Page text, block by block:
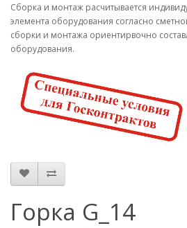
Cборка и монтаж расчитывается
элемента оборудования согласно
сборки и монтажа ориентирвочно
оборудования.
Горка G_14